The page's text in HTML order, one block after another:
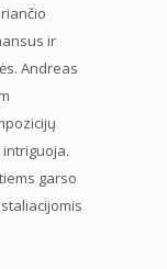
ir
Andreas
garso